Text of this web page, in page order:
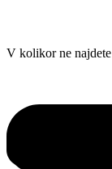
Skip
V kolikor ne